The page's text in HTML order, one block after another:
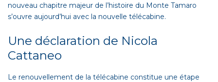
nouveau chapitre majeur de l’histoire du Monte Tamaro
s’ouvre aujourd’hui avec la nouvelle télécabine.
Une déclaration de Nicola
Cattaneo
Le renouvellement de la télécabine constitue une étape